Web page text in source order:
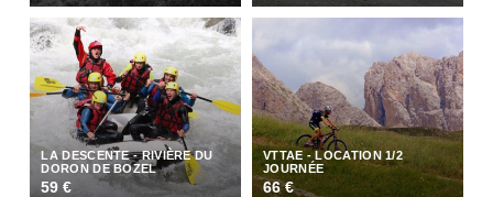
LA DESCENTE - RIVIÈRE DU
DORON DE BOZEL
59 €
VTTAE - LOCATION 1/2
JOURNÉE
66 €